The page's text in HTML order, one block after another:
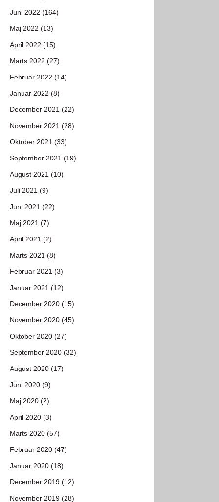
Juni 2022 (164)
Maj 2022 (13)
April 2022 (15)
Marts 2022 (27)
Februar 2022 (14)
Januar 2022 (8)
December 2021 (22)
November 2021 (28)
Oktober 2021 (33)
September 2021 (19)
August 2021 (10)
Juli 2021 (9)
Juni 2021 (22)
Maj 2021 (7)
April 2021 (2)
Marts 2021 (8)
Februar 2021 (3)
Januar 2021 (12)
December 2020 (15)
November 2020 (45)
Oktober 2020 (27)
September 2020 (32)
August 2020 (17)
Juni 2020 (9)
Maj 2020 (2)
April 2020 (3)
Marts 2020 (57)
Februar 2020 (47)
Januar 2020 (18)
December 2019 (12)
November 2019 (28)